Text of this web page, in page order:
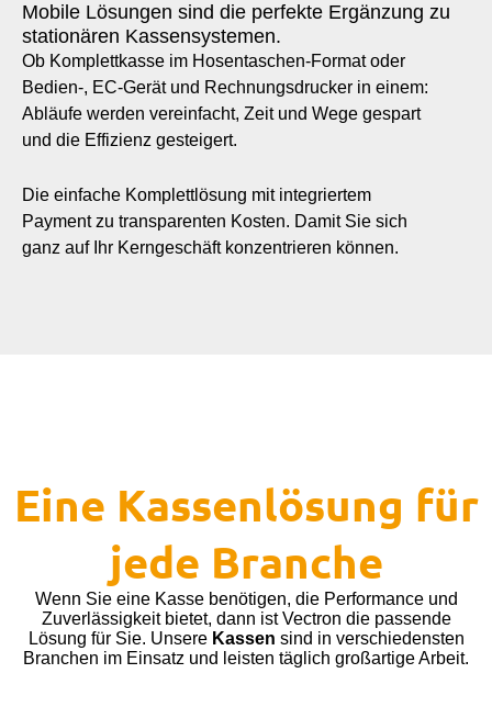
Mobile Lösungen sind die perfekte Ergänzung zu
stationären Kassensystemen.
Ob Komplettkasse im Hosentaschen-Format oder
Bedien-, EC-Gerät und Rechnungsdrucker in einem:
Abläufe werden vereinfacht, Zeit und Wege gespart
und die Effizienz gesteigert.
Die einfache Komplettlösung mit integriertem
Payment zu transparenten Kosten. Damit Sie sich
ganz auf Ihr Kerngeschäft konzentrieren können.
Eine Kassenlösung für
jede Branche
Wenn Sie eine Kasse benötigen, die Performance und
Zuverlässigkeit bietet, dann ist Vectron die passende
Lösung für Sie. Unsere Kassen sind in verschiedensten
Branchen im Einsatz und leisten täglich großartige Arbeit.